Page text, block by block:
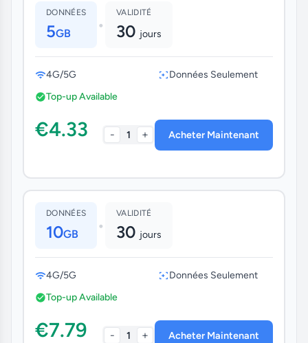
DONNÉES
5GB •
VALIDITÉ
30 jours
4G/5G
Données Seulement
Top-up Available
€4.33 - 1 + Acheter Maintenant
DONNÉES
10GB •
VALIDITÉ
30 jours
4G/5G
Données Seulement
Top-up Available
€7.79 - 1 + Acheter Maintenant